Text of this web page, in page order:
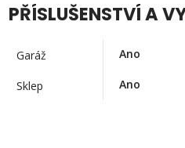
PŘÍSLUŠENSTVÍ A
Garáž Ano
Sklep Ano